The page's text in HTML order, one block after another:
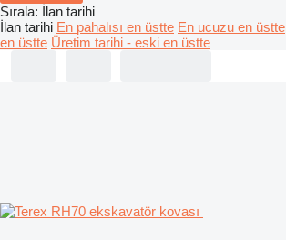
Sırala: İlan tarihi
İlan tarihi En pahalısı en üstte En ucuzu en üstte
en üstte Üretim tarihi - eski en üstte